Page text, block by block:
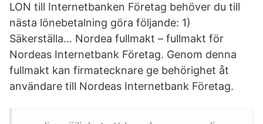
LON till Internetbanken Företag behöver du till
nästa lönebetalning göra följande: 1)
Säkerställa… Nordea fullmakt – fullmakt för
Nordeas Internetbank Företag. Genom denna
fullmakt kan firmatecknare ge behörighet åt
användare till Nordeas Internetbank Företag.